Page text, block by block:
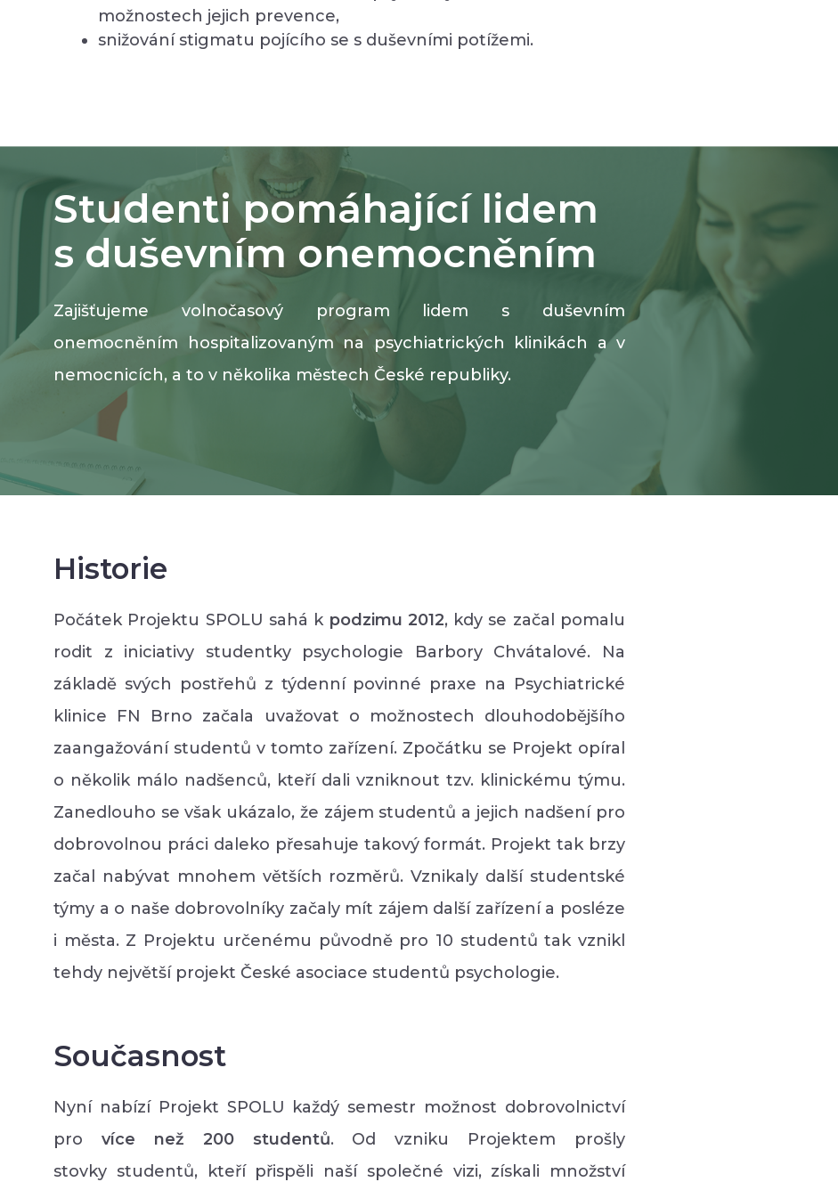
možnostech jejich prevence,
snižování stigmatu pojícího se s duševními potížemi.
Studenti pomáhající lidem
s duševním onemocněním
Zajišťujeme volnočasový program lidem s duševním
onemocněním hospitalizovaným na psychiatrických klinikách a v
nemocnicích, a to v několika městech České republiky.
Historie
Počátek Projektu SPOLU sahá k podzimu 2012, kdy se začal pomalu
rodit z iniciativy studentky psychologie Barbory Chvátalové. Na
základě svých postřehů z týdenní povinné praxe na Psychiatrické
klinice FN Brno začala uvažovat o možnostech dlouhodobějšího
zaangažování studentů v tomto zařízení. Zpočátku se Projekt opíral
o několik málo nadšenců, kteří dali vzniknout tzv. klinickému týmu.
Zanedlouho se však ukázalo, že zájem studentů a jejich nadšení pro
dobrovolnou práci daleko přesahuje takový formát. Projekt tak brzy
začal nabývat mnohem větších rozměrů. Vznikaly další studentské
týmy a o naše dobrovolníky začaly mít zájem další zařízení a posléze
i města. Z Projektu určenému původně pro 10 studentů tak vznikl
tehdy největší projekt České asociace studentů psychologie.
Současnost
Nyní nabízí Projekt SPOLU každý semestr možnost dobrovolnictví
pro více než 200 studentů. Od vzniku Projektem prošly
stovky studentů, kteří přispěli naší společné vizi, získali množství